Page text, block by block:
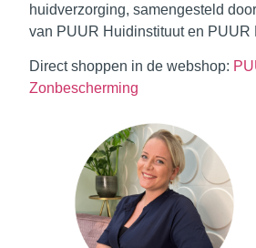
huidverzorging, samengesteld
van PUUR Huidinstituut en PUUR
Direct shoppen in de webshop:
Zonbescherming